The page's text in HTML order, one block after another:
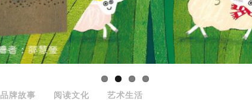
品牌故事 阅读文化 艺术生活